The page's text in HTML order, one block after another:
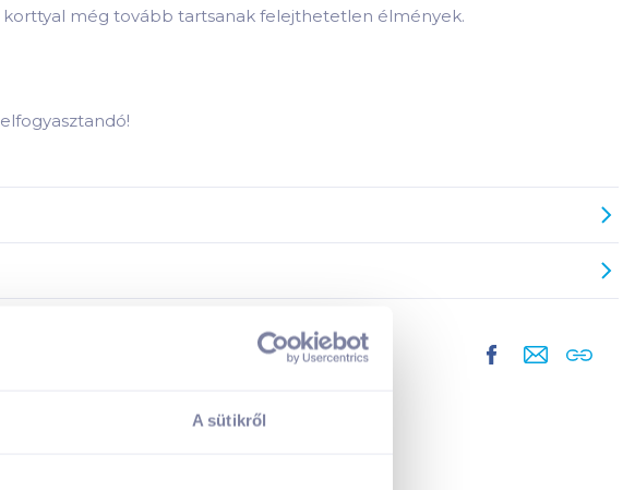
A sütikről
korttyal még tovább tartsanak felejthetetlen élmények.